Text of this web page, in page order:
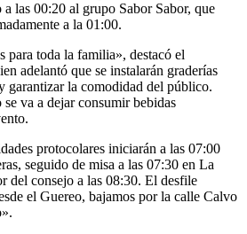
las 00:20 al grupo Sabor Sabor, que
a la 01:00.
para toda la familia», destacó el
adelantó que se instalarán graderías
garantizar la comodidad del público.
va a dejar consumir bebidas
protocolares iniciarán a las 07:00
seguido de misa a las 07:30 en La
del consejo a las 08:30. El desfile
el Guereo, bajamos por la calle Calvo